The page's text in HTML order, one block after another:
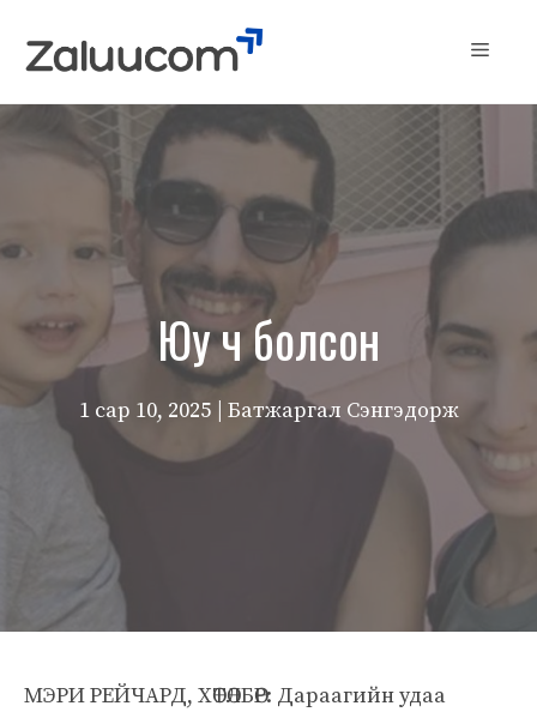
Menu
Юу ч болсон
1 сар 10, 2025 | Батжаргал Сэнгэдорж
МЭРИ РЕЙЧАРД, ХӨТӨЛБӨР: Дараагийн удаа